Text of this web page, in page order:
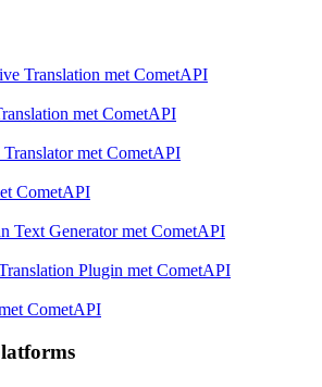
Translation met CometAPI
met CometAPI
met CometAPI
CometAPI
Text Generator met CometAPI
Plugin met CometAPI
CometAPI